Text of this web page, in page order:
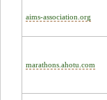
aims-association.org
marathons.ahotu.com